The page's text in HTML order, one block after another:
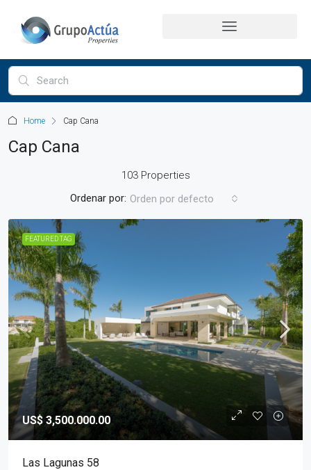
Home Cap Cana
Cap Cana
103 Properties
Ordenar por: Orden por defecto
FEATURED TAG
US$ 3,500.000.00
Las Lagunas 58